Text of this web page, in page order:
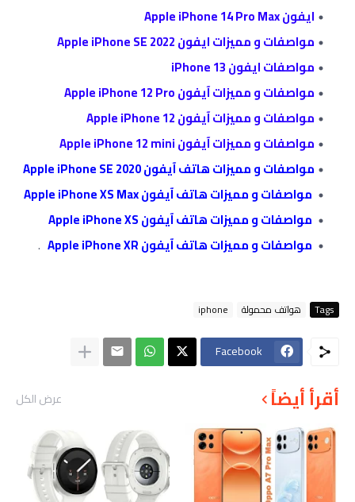
ايفون Apple iPhone 14 Pro Max
مواصفات و مميزات ايفون Apple iPhone SE 2022
مواصفات ايفون 13 iPhone
مواصفات و مميزات آيفون Apple iPhone 12 Pro
مواصفات و مميزات آيفون Apple iPhone 12
مواصفات و مميزات آيفون Apple iPhone 12 mini
مواصفات و مميزات هاتف آيفون Apple iPhone SE 2020
مواصفات و مميزات هاتف آيفون Apple iPhone XS Max
مواصفات و مميزات هاتف آيفون Apple iPhone XS
مواصفات و مميزات هاتف آيفون Apple iPhone XR
.
Tags هواتف محمولة iphone
Facebook
أقرأ أيضاً عرض الكل